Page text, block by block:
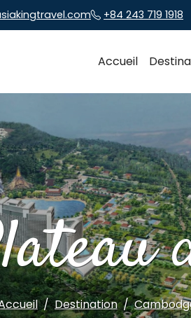
+84 243 719 1918
Accueil
Destination